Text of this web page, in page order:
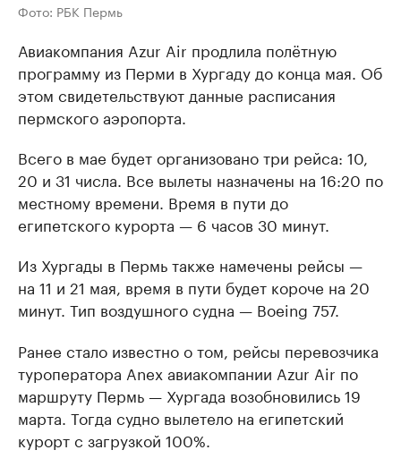
Фото: РБК Пермь
Авиакомпания Azur Air продлила полётную
программу из Перми в Хургаду до конца мая. Об
этом свидетельствуют данные расписания
пермского аэропорта.
Всего в мае будет организовано три рейса: 10,
20 и 31 числа. Все вылеты назначены на 16:20 по
местному времени. Время в пути до
египетского курорта — 6 часов 30 минут.
Из Хургады в Пермь также намечены рейсы —
на 11 и 21 мая, время в пути будет короче на 20
минут. Тип воздушного судна — Boeing 757.
Ранее стало известно о том, рейсы перевозчика
туроператора Anex авиакомпании Azur Air по
маршруту Пермь — Хургада возобновились 19
марта. Тогда судно вылетело на египетский
курорт с загрузкой 100%.